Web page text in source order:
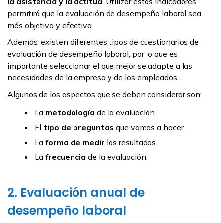
permitirá que la evaluación de desempeño laboral sea
más objetiva y efectiva.
Además, existen diferentes tipos de cuestionarios de
evaluación de desempeño laboral, por lo que es
importante seleccionar el que mejor se adapte a las
necesidades de la empresa y de los empleados.
Algunos de los aspectos que se deben considerar son:
La metodología de la evaluación.
El tipo de preguntas que vamos a hacer.
La forma de medir los resultados.
La frecuencia de la evaluación.
2. Evaluación anual de
desempeño laboral